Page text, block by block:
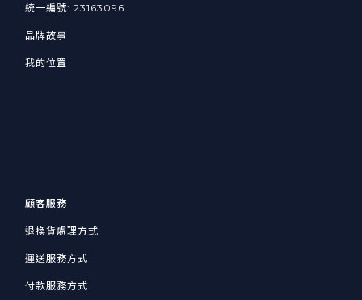
統一編號: 23163096
品牌故事
我的位置
顧客服務
退換貨處理方式
運送服務方式
付款服務方式